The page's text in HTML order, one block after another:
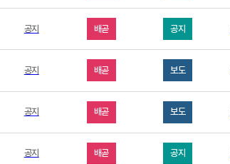
공지 배곧 공지
공지 배곧 보도
공지 배곧 보도
공지 배곧 공지